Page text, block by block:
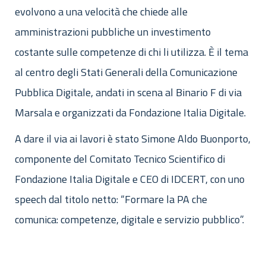
evolvono a una velocità che chiede alle
amministrazioni pubbliche un investimento
costante sulle competenze di chi li utilizza. È il tema
al centro degli Stati Generali della Comunicazione
Pubblica Digitale, andati in scena al Binario F di via
Marsala e organizzati da Fondazione Italia Digitale.
A dare il via ai lavori è stato Simone Aldo Buonporto,
componente del Comitato Tecnico Scientifico di
Fondazione Italia Digitale e CEO di IDCERT, con uno
speech dal titolo netto: “Formare la PA che
comunica: competenze, digitale e servizio pubblico”.